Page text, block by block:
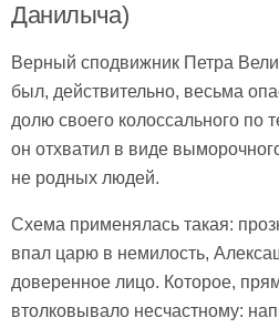
Данилыча)
Верный сподвижник Петра
был, действительно, весьма
долю своего колоссального по
он отхватил в виде
не родных людей.
Схема применялась такая:
впал царю в немилость,
доверенное лицо. Которое,
втолковывало несчастному: